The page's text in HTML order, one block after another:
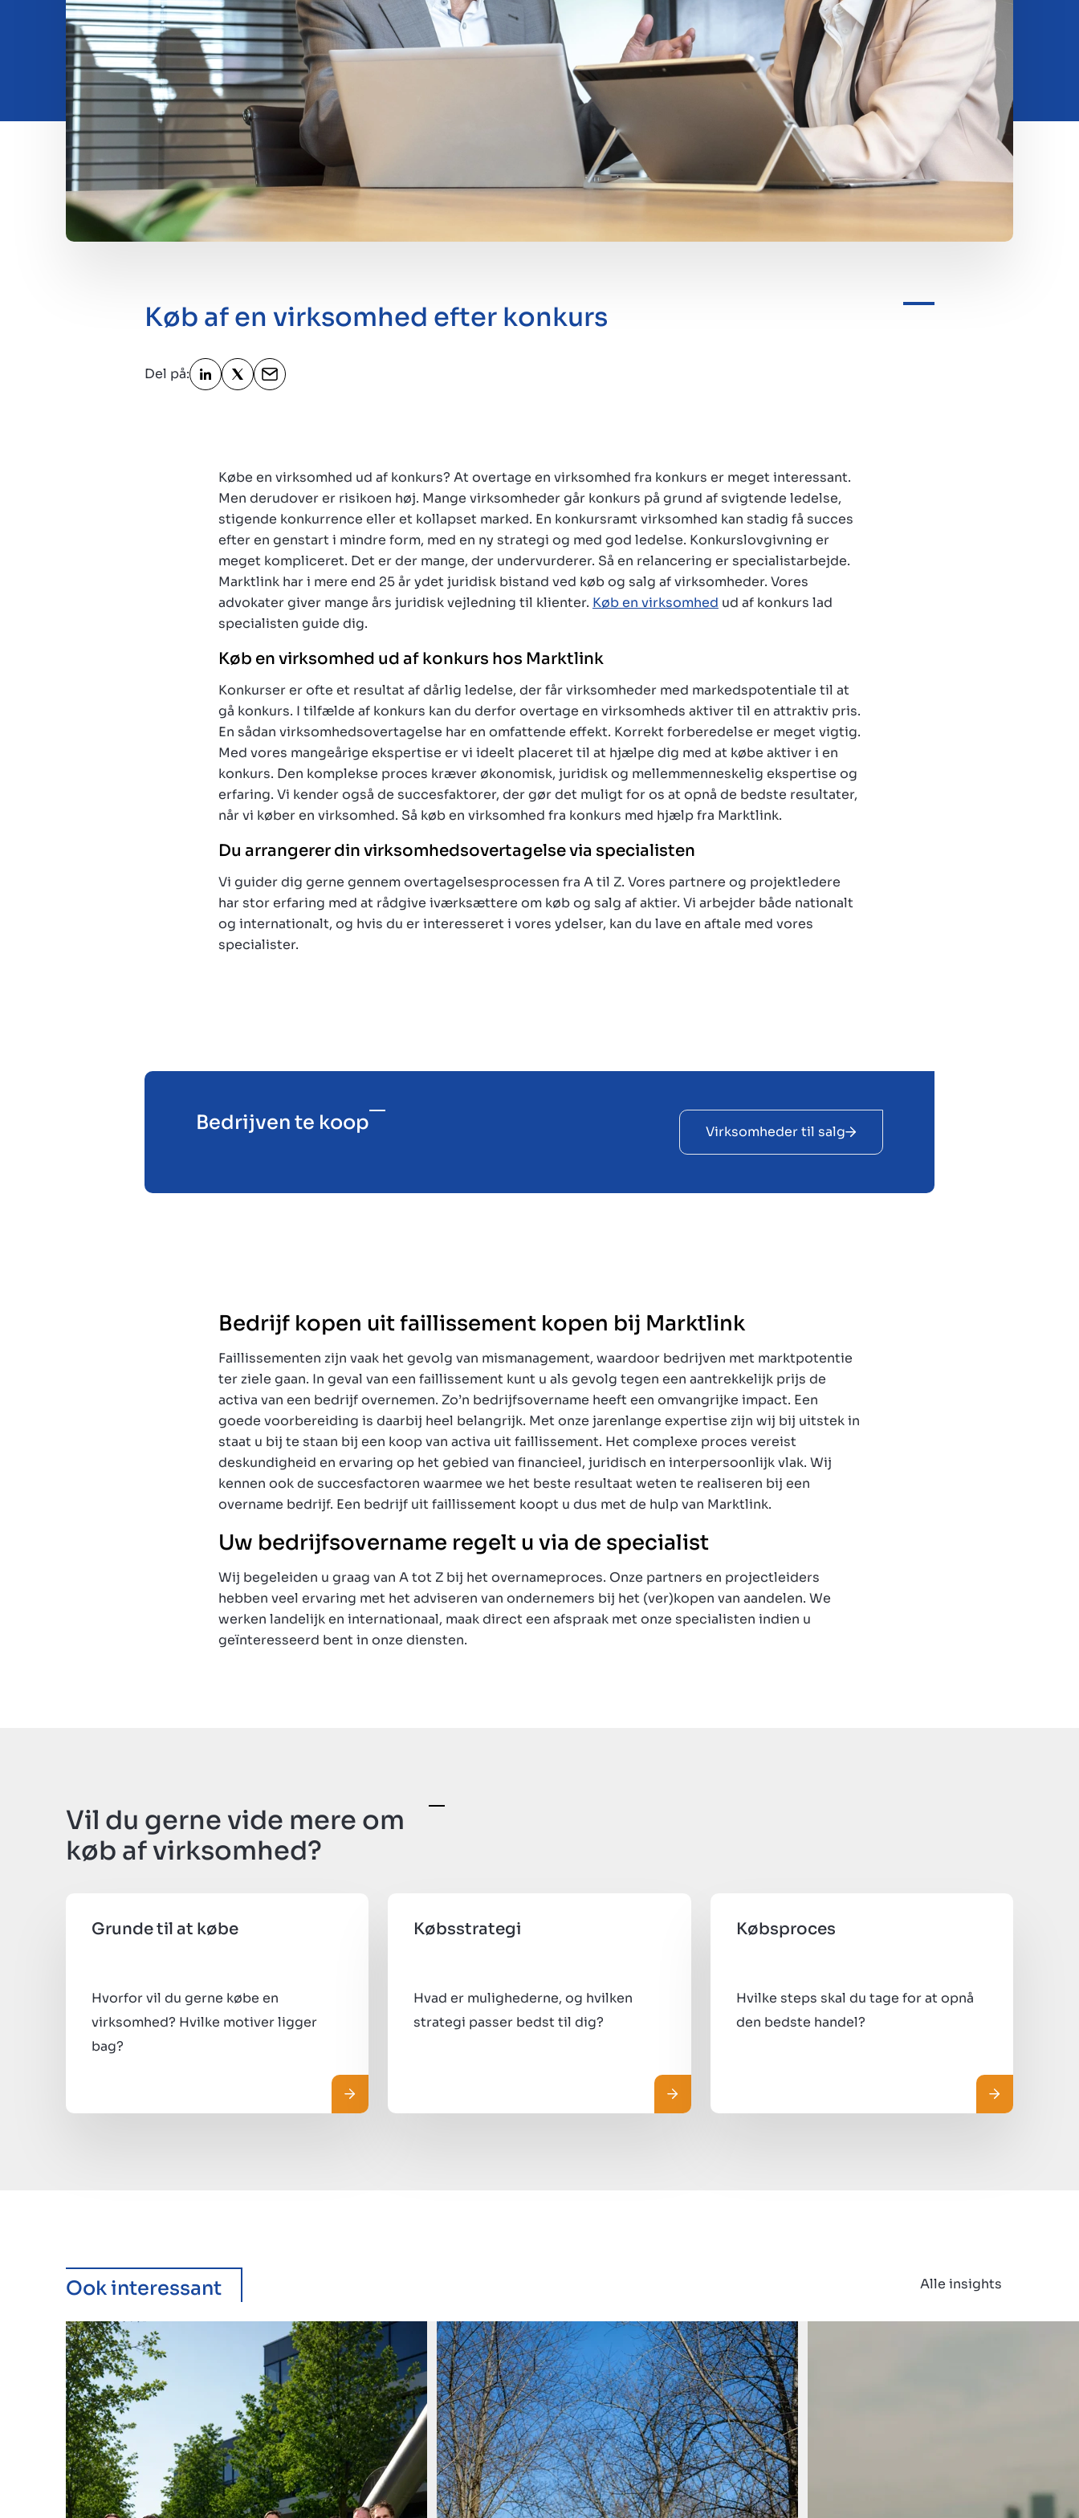
Insights
Om os
Kontakt
Køb af en virksomhed efter konkurs
Del på:
Købe en virksomhed ud af konkurs? At overtage en virksomhed fra konkurs er meget interessant.
Men derudover er risikoen høj. Mange virksomheder går konkurs på grund af svigtende ledelse,
stigende konkurrence eller et kollapset marked. En konkursramt virksomhed kan stadig få succes
efter en genstart i mindre form, med en ny strategi og med god ledelse. Konkurslovgivning er
meget kompliceret. Det er der mange, der undervurderer. Så en relancering er specialistarbejde.
Marktlink har i mere end 25 år ydet juridisk bistand ved køb og salg af virksomheder. Vores
advokater giver mange års juridisk vejledning til klienter. Køb en virksomhed ud af konkurs lad
specialisten guide dig.
Køb en virksomhed ud af konkurs hos Marktlink
Konkurser er ofte et resultat af dårlig ledelse, der får virksomheder med markedspotentiale til at
gå konkurs. I tilfælde af konkurs kan du derfor overtage en virksomheds aktiver til en attraktiv pris.
En sådan virksomhedsovertagelse har en omfattende effekt. Korrekt forberedelse er meget vigtig.
Med vores mangeårige ekspertise er vi ideelt placeret til at hjælpe dig med at købe aktiver i en
konkurs. Den komplekse proces kræver økonomisk, juridisk og mellemmenneskelig ekspertise og
erfaring. Vi kender også de succesfaktorer, der gør det muligt for os at opnå de bedste resultater,
når vi køber en virksomhed. Så køb en virksomhed fra konkurs med hjælp fra Marktlink.
Du arrangerer din virksomhedsovertagelse via specialisten
Vi guider dig gerne gennem overtagelsesprocessen fra A til Z. Vores partnere og projektledere
har stor erfaring med at rådgive iværksættere om køb og salg af aktier. Vi arbejder både nationalt
og internationalt, og hvis du er interesseret i vores ydelser, kan du lave en aftale med vores
specialister.
Bedrijven te koop Virksomheder til salg
Bedrijf kopen uit faillissement kopen bij Marktlink
Faillissementen zijn vaak het gevolg van mismanagement, waardoor bedrijven met marktpotentie
ter ziele gaan. In geval van een faillissement kunt u als gevolg tegen een aantrekkelijk prijs de
activa van een bedrijf overnemen. Zo’n bedrijfsovername heeft een omvangrijke impact. Een
goede voorbereiding is daarbij heel belangrijk. Met onze jarenlange expertise zijn wij bij uitstek in
staat u bij te staan bij een koop van activa uit faillissement. Het complexe proces vereist
deskundigheid en ervaring op het gebied van financieel, juridisch en interpersoonlijk vlak. Wij
kennen ook de succesfactoren waarmee we het beste resultaat weten te realiseren bij een
overname bedrijf. Een bedrijf uit faillissement koopt u dus met de hulp van Marktlink.
Uw bedrijfsovername regelt u via de specialist
Wij begeleiden u graag van A tot Z bij het overnameproces. Onze partners en projectleiders
hebben veel ervaring met het adviseren van ondernemers bij het (ver)kopen van aandelen. We
werken landelijk en internationaal, maak direct een afspraak met onze specialisten indien u
geïnteresseerd bent in onze diensten.
Vil du gerne vide mere om
køb af virksomhed?
Grunde til at købe
Hvorfor vil du gerne købe en
virksomhed? Hvilke motiver ligger
bag?
Læs mere
Købsstrategi
Hvad er mulighederne, og hvilken
strategi passer bedst til dig?
Læs mere
Købsproces
Hvilke steps skal du tage for at opnå
den bedste handel?
Læs mere
Ook interessant Alle insights